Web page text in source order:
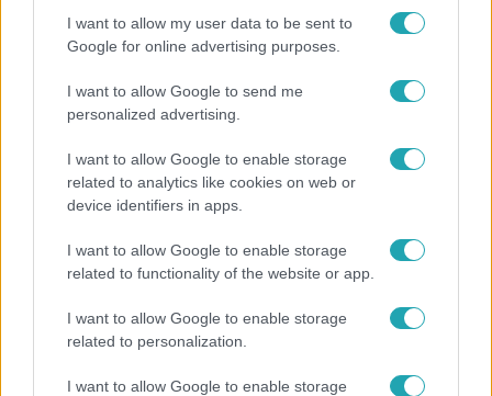
I want to allow my user data to be sent to
Google for online advertising purposes.
I want to allow Google to send me
personalized advertising.
I want to allow Google to enable storage
related to analytics like cookies on web or
device identifiers in apps.
I want to allow Google to enable storage
related to functionality of the website or app.
I want to allow Google to enable storage
related to personalization.
I want to allow Google to enable storage
Hiába szeretnék, nem tudnak kimenteni egy